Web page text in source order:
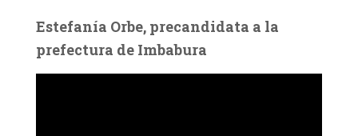
Estefanía Orbe, precandidata a la
prefectura de Imbabura